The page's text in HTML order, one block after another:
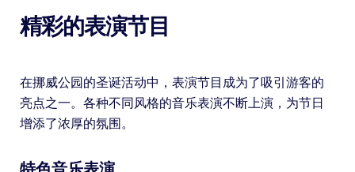
精彩的表演节目
在挪威公园的圣诞活动中，表演节目成为了吸引游客的
亮点之一。各种不同风格的音乐表演不断上演，为节日
增添了浓厚的氛围。